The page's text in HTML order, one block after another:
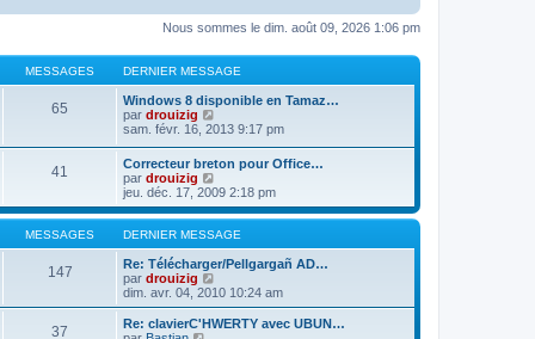
Nous sommes le dim. août 09, 2026 1:06 pm
MESSAGES DERNIER MESSAGE
65
Windows 8 disponible en Tamaz…
par drouizig
o
u
l
t
e
r
l
d
e
r
n
i
sam. févr. 16, 2013 9:17 pm
41
Correcteur breton pour Office…
par drouizig
o
n
s
u
l
t
r
l
e
jeu. déc. 17, 2009 2:18 pm
MESSAGES DERNIER MESSAGE
147
Re: Télécharger/Pellgargañ AD…
par drouizig
o
n
s
dim. avr. 04, 2010 10:24 am
37
Re: clavierC'HWERTY avec UBUN…